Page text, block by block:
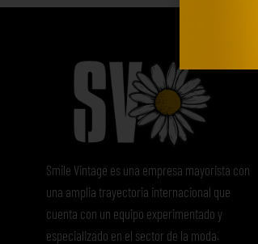
Smile Vintage es una empresa mayorista con
una amplia trayectoria internacional que
cuenta con un equipo experimentado y
especializado en el sector de la moda.